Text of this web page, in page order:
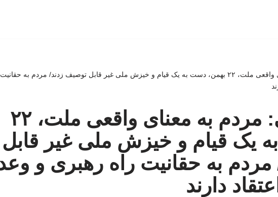
سردار جوانی: مردم به معنای واقعی ملت، ۲۲ بهمن، دست به یک قیام و خیزش ملی غیر قابل توصیف زدند/ مردم به
سردار جوانی: مردم به معنای واقعی ملت، ۲۲
یک قیام و خیزش ملی غیر قابل
به حقانیت راه رهبری و
دارند